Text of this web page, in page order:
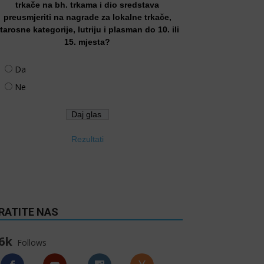
trkače na bh. trkama i dio sredstava
preusmjeriti na nagrade za lokalne trkače,
kategorije, lutriju i plasman do 10. ili
15. mjesta?
Da
Ne
Rezultati
NAS
Follows